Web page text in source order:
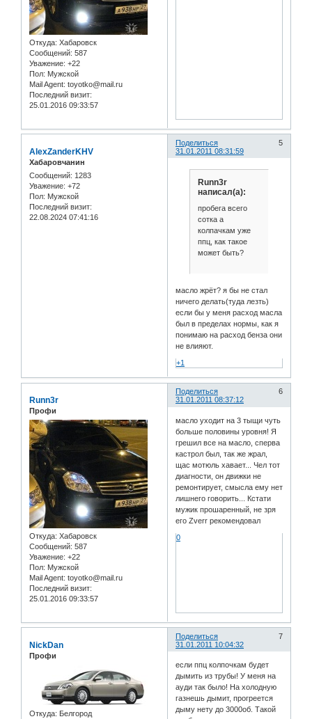
Откуда: Хабаровск
Сообщений: 587
Уважение: +22
Пол: Мужской
Mail Agent: toyotko@mail.ru
Последний визит:
25.01.2016 09:33:57
Поделиться
5
31.01.2011 08:31:59
AlexZanderKHV
Хабаровчанин
Сообщений: 1283
Уважение: +72
Пол: Мужской
Последний визит:
22.08.2024 07:41:16
Runn3r
написал(а):
пробега всего
сотка а
колпачкам уже
ппц, как такое
может быть?
масло жрёт? я бы не стал
ничего делать(туда лезть)
если бы у меня расход масла
был в пределах нормы, как я
понимаю на расход бенза они
не влияют.
+1
Поделиться
6
31.01.2011 08:37:12
Runn3r
Профи
Откуда: Хабаровск
Сообщений: 587
Уважение: +22
Пол: Мужской
Mail Agent: toyotko@mail.ru
Последний визит:
25.01.2016 09:33:57
масло уходит на 3 тыщи чуть
больше половины уровня! Я
грешил все на масло, сперва
кастрол был, так же жрал,
щас мотюль хавает... Чел тот
диагности, он движки не
ремонтирует, смысла ему нет
лишнего говорить... Кстати
мужик прошаренный, не зря
его Zverr рекомендовал
0
Поделиться
7
31.01.2011 10:04:32
NickDan
Профи
Откуда: Белгород
если ппц колпочкам будет
дымить из трубы! У меня на
ауди так было! На холодную
газнешь дымит, прогреется
дыму нету до 3000об. Такой